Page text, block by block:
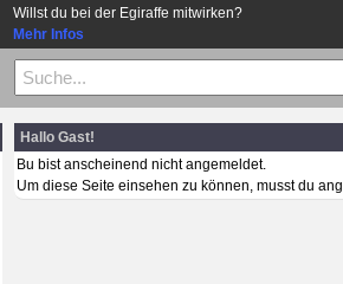
Willst du bei der Egiraffe mitwirken?
Mehr Infos
Hallo Gast!
Bu bist anscheinend nicht angemeldet.
Um diese Seite einsehen zu können, musst du